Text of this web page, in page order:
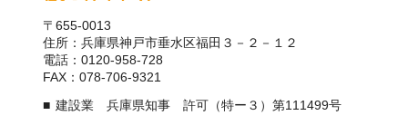
〒655-0013
住所：兵庫県神戸市垂水区福田３－２－１２
電話：0120-958-728
FAX：078-706-9321
建設業 兵庫県知事 許可（特ー３）第111499号